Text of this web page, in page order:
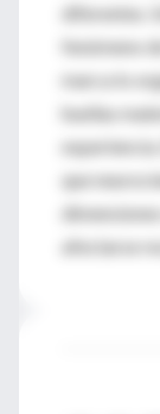
diferentes.
fenómeno
marca lo
huellas
que
afectarse